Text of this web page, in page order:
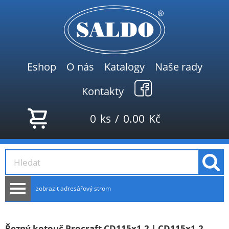
Eshop O nás Katalogy
Naše rady
Kontakty
0 ks / 0.00 Kč
zobrazit adresářový strom
NOVINKY